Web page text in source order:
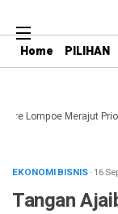
Home PILIHAN
Lompoe Merajut
EKONOMI BISNIS· 16
Tangan